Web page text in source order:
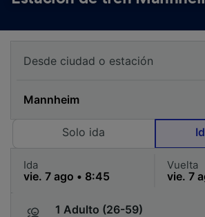
Solo ida
Ida Vuelta
1 Adulto (26-59)